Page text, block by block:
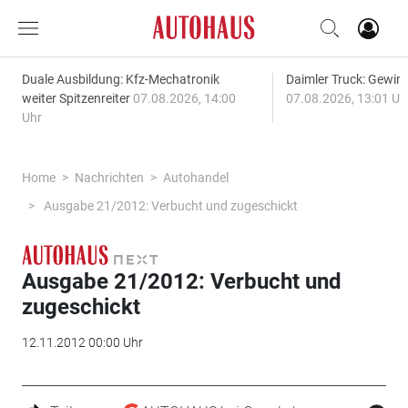
Duale Ausbildung: Kfz-Mechatronik
weiter Spitzenreiter 07.08.2026, 14:00
Uhr
Daimler Truck:
07.08.2026, 13:01
Home Nachrichten
Autohandel
Ausgabe 21/2012: Verbucht und zugeschickt
Ausgabe 21/2012: Verbucht und
zugeschickt
12.11.2012 00:00 Uhr